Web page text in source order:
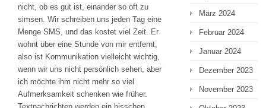
nicht, ob es gut ist, einander so oft zu
simsen. Wir schreiben uns jeden Tag eine
Menge SMS, und das kostet viel Zeit. Er
wohnt über eine Stunde von mir entfernt,
also ist Kommunikation vielleicht wichtig,
wenn wir uns nicht persönlich sehen, aber
ich möchte ihm nicht mehr so viel
Aufmerksamkeit schenken wie früher.
März 2024
Februar 2024
Januar 2024
Dezember 2023
November 2023